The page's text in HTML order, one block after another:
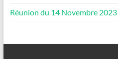
Réunion du 14 Novembre 2023